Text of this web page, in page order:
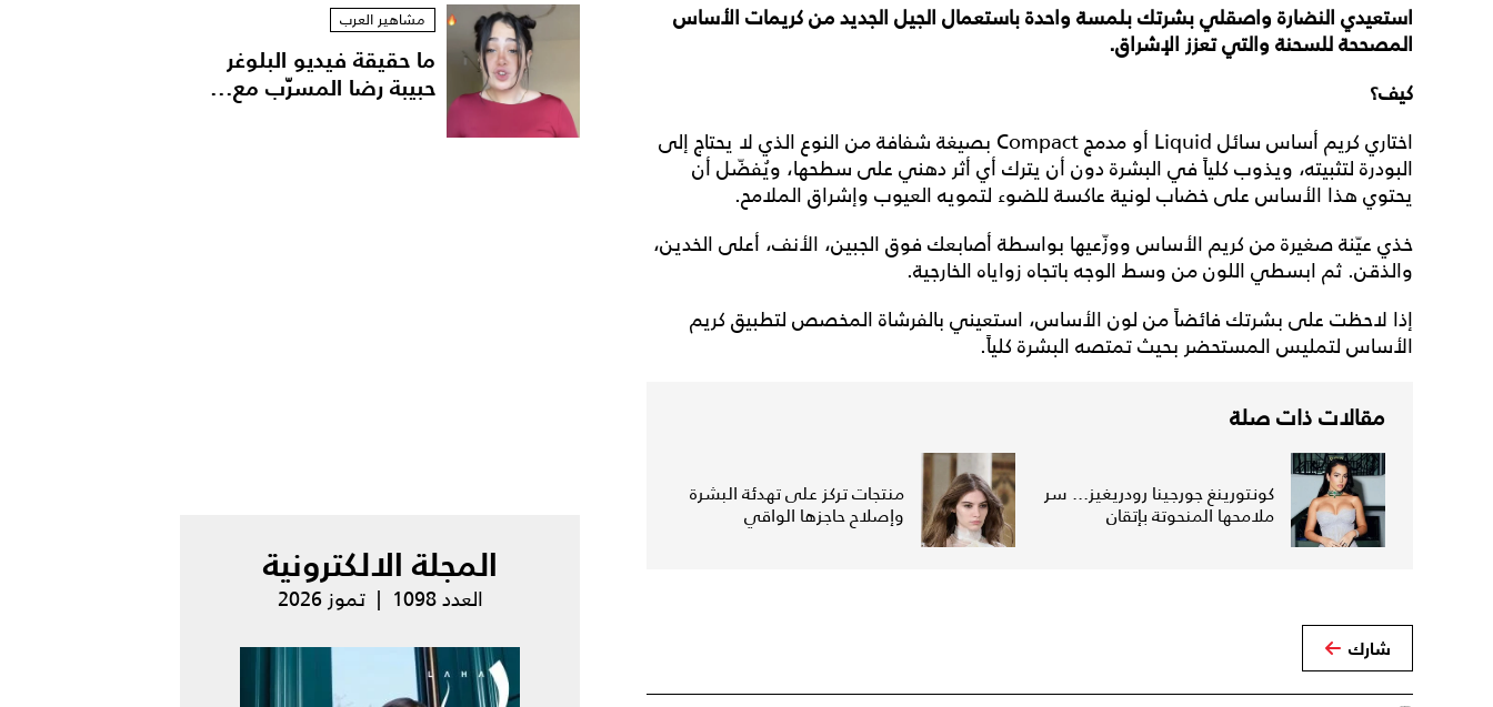
استعيدي النضارة واصقلي بشرتك بلمسة واحدة باستعمال الجيل الجديد من كريمات الأساس
المصححة للسحنة والتي تعزز الإشراق.
كيف؟
اختاري كريم أساس سائل Liquid أو مدمج Compact بصيغة شفافة من النوع الذي لا يحتاج إلى
البودرة لتثبيته، ويذوب كلياً في البشرة دون أن يترك أي أثر دهني على سطحها، ويُفضّل أن
يحتوي هذا الأساس على خضاب لونية عاكسة للضوء لتمويه العيوب وإشراق الملامح.
خذي عيّنة صغيرة من كريم الأساس ووزّعيها بواسطة أصابعك فوق الجبين، الأنف، أعلى الخدين،
والذقن. ثم ابسطي اللون من وسط الوجه باتجاه زواياه الخارجية.
إذا لاحظت على بشرتك فائضاً من لون الأساس، استعيني بالفرشاة المخصص لتطبيق كريم
الأساس لتمليس المستحضر بحيث تمتصه البشرة كلياً.
مقالات ذات صلة
كونتورينغ جورجينا رودريغيز... سر
ملامحها المنحوتة بإتقان
منتجات تركز على تهدئة البشرة
وإصلاح حاجزها الواقي
شارك
مشاهير العرب
ما حقيقة فيديو البلوغر
حبيبة رضا المسرّب مع...
المجلة الالكترونية
العدد 1098 | تموز 2026